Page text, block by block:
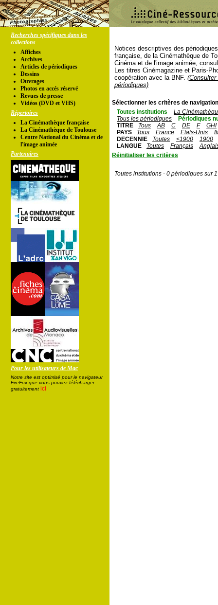
Recherches spécifiques dans les
collections
Affiches
Archives
Articles de périodiques
Dessins
Ouvrages
Photos en accés réservé
Revues de presse
Vidéos (DVD et VHS)
Répertoires
La Cinémathèque française
La Cinémathèque de Toulouse
Centre National du Cinéma et de
l'image animée
Partenaires
Pour les utilisateurs de Mac
Notre site est optimisé pour le navigateur
FireFox que vous pouvez télécharger
gratuitement ici
Notices descriptives des
française, de la Cinémathèque de
Cinéma et de l'image animée,
Les titres Cinémagazine et Paris-
coopération avec la BNF.
périodiques)
Sélectionner les critères de
Toutes institutions
La
Tous les périodiques
Périodiques
TITRE
Tous AB C DE F
GHI
PAYS
Tous France Etats-Unis
DECENNIE
Toutes <1900
1900
LANGUE
Toutes Français
Réinitialiser les critères
Toutes institutions - 0 périodiques sur